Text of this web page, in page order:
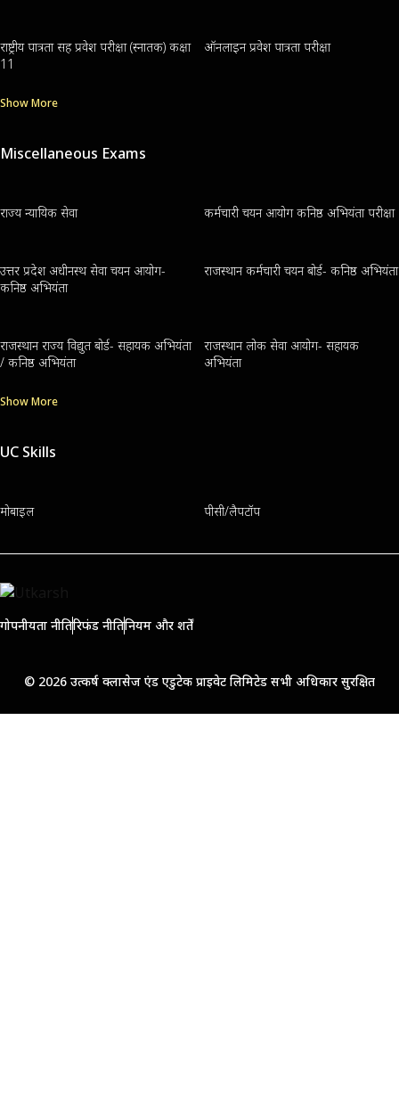
राष्ट्रीय पात्रता सह प्रवेश परीक्षा (स्नातक) कक्षा
11
ऑनलाइन प्रवेश पात्रता परीक्षा
Show More
Miscellaneous Exams
राज्य न्यायिक सेवा कर्मचारी चयन आयोग कनिष्ठ अभियंता परीक्षा
उत्तर प्रदेश अधीनस्थ सेवा चयन आयोग-
कनिष्ठ अभियंता
राजस्थान कर्मचारी चयन बोर्ड- कनिष्ठ अभियंता
राजस्थान राज्य विद्युत बोर्ड- सहायक अभियंता
/ कनिष्ठ अभियंता
राजस्थान लोक सेवा आयोग- सहायक
अभियंता
Show More
UC Skills
मोबाइल पीसी/लैपटॉप
गोपनीयता नीतिरिफंड नीतिनियम और शर्तें
© 2026 उत्कर्ष क्लासेज एंड एडुटेक प्राइवेट लिमिटेड सभी अधिकार सुरक्षित